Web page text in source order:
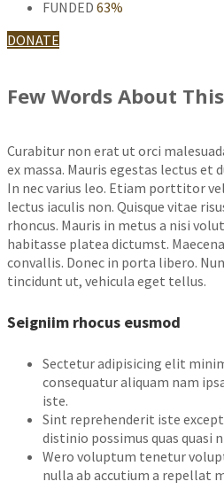
FUNDED 63%
DONATE
Few Words About
Curabitur non erat ut orci
ex massa. Mauris egestas lectus et
In nec varius leo. Etiam porttitor
lectus iaculis non. Quisque vitae
rhoncus. Mauris in metus a nisi
habitasse platea dictumst.
convallis. Donec in porta libero.
tincidunt ut, vehicula eget tellus.
Seigniim rhocus eusmod
Sectetur adipisicing elit
consequatur aliquam nam
iste.
Sint reprehenderit iste
distinio possimus quas quasi
Wero voluptum tenetur
nulla ab accutium a repellat